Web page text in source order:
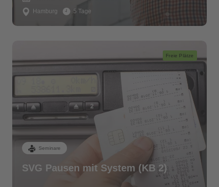
Hamburg
5 Tage
Freie Plätze
Seminare
SVG Pausen mit System (KB 2)